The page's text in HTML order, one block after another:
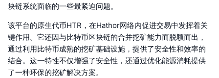
块链系统面临的一些最紧迫问题。
该平台的原生代币HTR，在Hathor网络内促进交易中发挥着关
键作用。它还因与比特币区块链的合并挖矿能力而脱颖而出，
通过利用比特币成熟的挖矿基础设施，提供了安全性和效率的
结合。这一特性不仅增强了安全性，还通过优化能源消耗提供
了一种环保的挖矿解决方案。